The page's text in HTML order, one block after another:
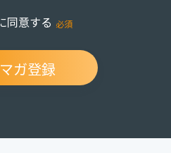
同意する